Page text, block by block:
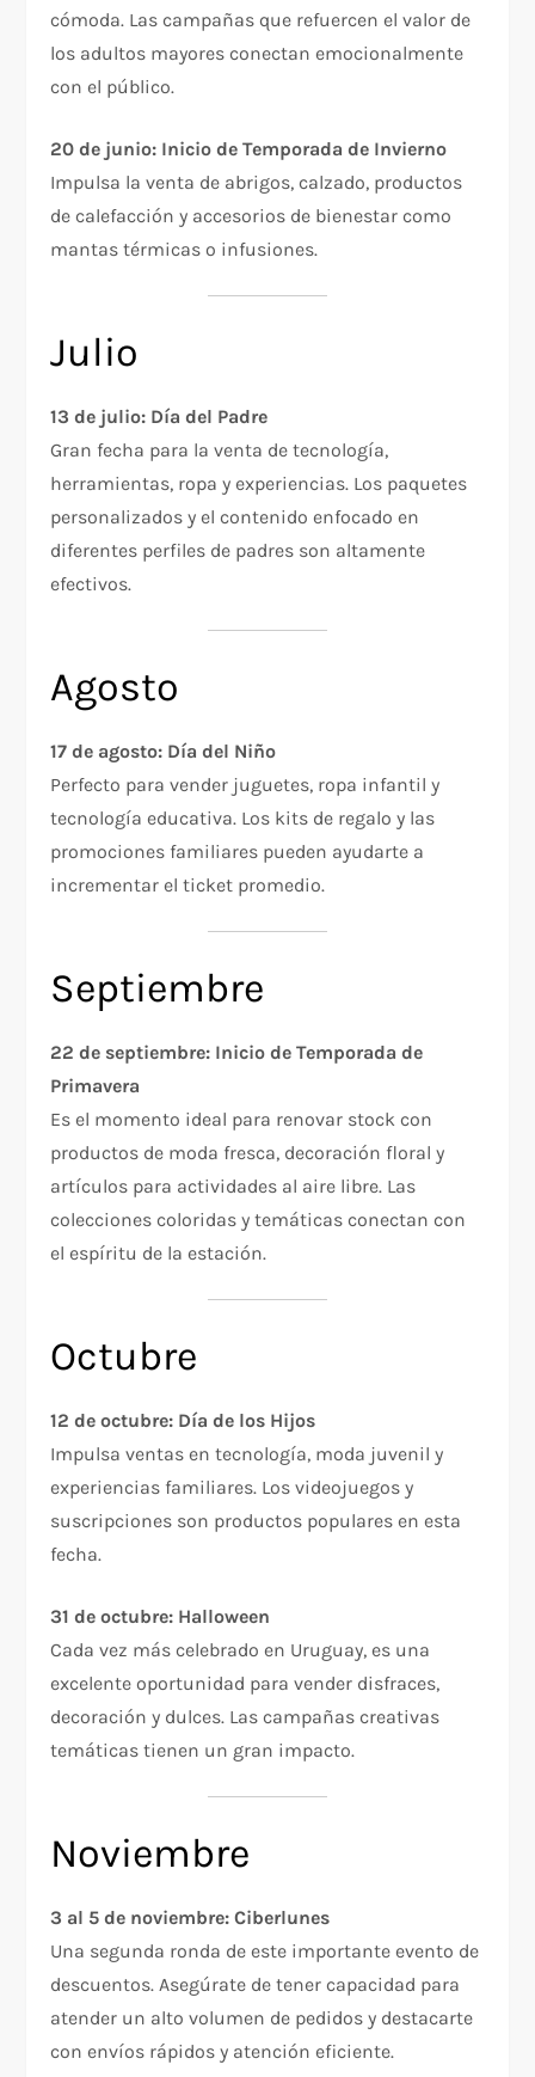
cómoda. Las campañas que refuercen el valor de
los adultos mayores conectan emocionalmente
con el público.
20 de junio: Inicio de Temporada de Invierno
Impulsa la venta de abrigos, calzado, productos
de calefacción y accesorios de bienestar como
mantas térmicas o infusiones.
Julio
13 de julio: Día del Padre
Gran fecha para la venta de tecnología,
herramientas, ropa y experiencias. Los paquetes
personalizados y el contenido enfocado en
diferentes perfiles de padres son altamente
efectivos.
Agosto
17 de agosto: Día del Niño
Perfecto para vender juguetes, ropa infantil y
tecnología educativa. Los kits de regalo y las
promociones familiares pueden ayudarte a
incrementar el ticket promedio.
Septiembre
22 de septiembre: Inicio de Temporada de
Primavera
Es el momento ideal para renovar stock con
productos de moda fresca, decoración floral y
artículos para actividades al aire libre. Las
colecciones coloridas y temáticas conectan con
el espíritu de la estación.
Octubre
12 de octubre: Día de los Hijos
Impulsa ventas en tecnología, moda juvenil y
experiencias familiares. Los videojuegos y
suscripciones son productos populares en esta
fecha.
31 de octubre: Halloween
Cada vez más celebrado en Uruguay, es una
excelente oportunidad para vender disfraces,
decoración y dulces. Las campañas creativas
temáticas tienen un gran impacto.
Noviembre
3 al 5 de noviembre: Ciberlunes
Una segunda ronda de este importante evento de
descuentos. Asegúrate de tener capacidad para
atender un alto volumen de pedidos y destacarte
con envíos rápidos y atención eficiente.